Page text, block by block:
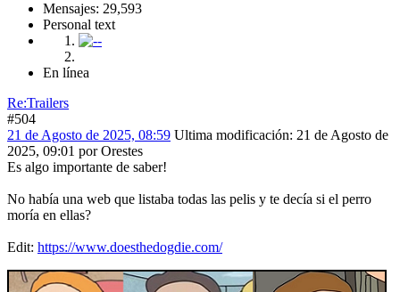
Mensajes: 29,593
Personal text
En línea
Re:Trailers
#504
21 de Agosto de 2025, 08:59 Ultima modificación: 21 de Agosto de
2025, 09:01 por Orestes
Es algo importante de saber!
No había una web que listaba todas las pelis y te decía si el perro
moría en ellas?
Edit: https://www.doesthedogdie.com/